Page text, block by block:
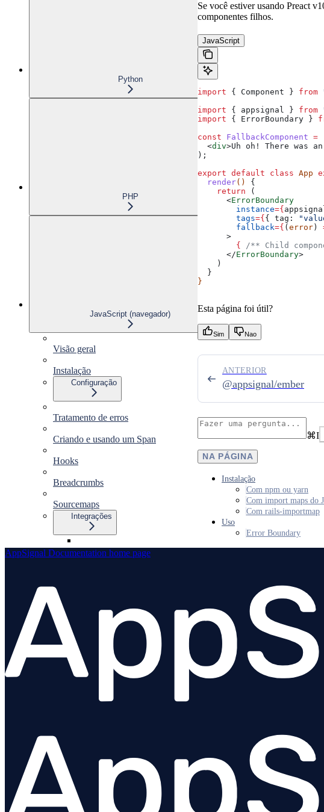
Python
PHP
JavaScript (navegador)
Visão geral
Instalação
Configuração
Tratamento de erros
Criando e usando um Span
Hooks
Breadcrumbs
Sourcemaps
Integrações
Visão geral
@appsignal/preact
Stimulus
Solução de problemas
Se você estiver usando Preact
componentes filhos.
JavaScript
import { Component } from
import { appsignal } from
import { ErrorBoundary }
const FallbackComponent =
  <
div>Uh oh! There was
);
export default class App
  render
() {
    return
(
      <
ErrorBoundary
        instance
={
        tags
={ { tag:
        fallback
={ ( error )
      >
        {
/** Child
      </
ErrorBoundary>
    )
  }
}
Esta página foi útil?
Sim Nao
@appsignal/ember
ANTERIOR
⌘I
NA PÁGINA
Instalação
Com npm ou yarn
Com import maps do
Com rails-importmap
Uso
Error Boundary
AppSignal Documentation home page